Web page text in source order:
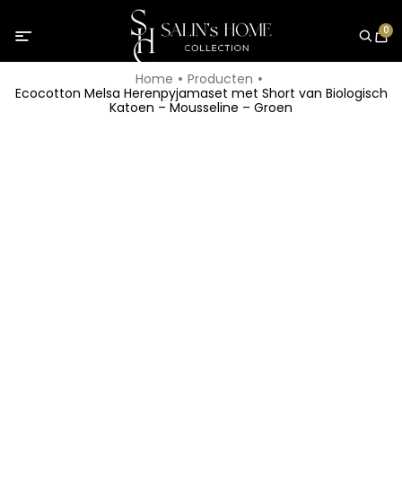
0
Home
Producten
Ecocotton Melsa Herenpyjamaset met Short van Biologisch
Katoen – Mousseline – Groen